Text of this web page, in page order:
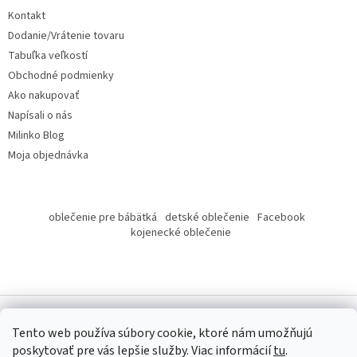
Tento web používa súbory cookie, ktoré nám umožňujú
poskytovať pre vás lepšie služby.Viac informáciítu.
Kontakt
Dodanie/Vrátenie tovaru
Tabuľka veľkostí
Obchodné podmienky
Ako nakupovať
Napísali o nás
Milinko Blog
Moja objednávka
oblečenie pre bábätká detské oblečenie Facebook
kojenecké oblečenie